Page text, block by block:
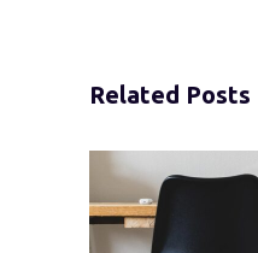
Related Posts